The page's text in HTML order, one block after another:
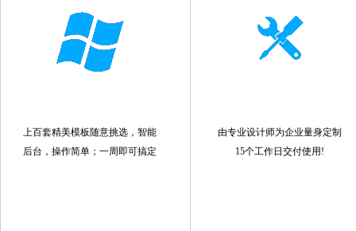
上百套精美模板随意挑选，智能
后台，操作简单；一周即可搞定
由专业设计师为企业量身定制
15个工作日交付使用!